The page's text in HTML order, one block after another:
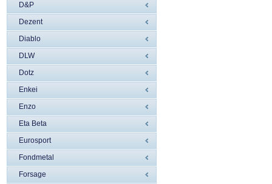
D&P
Dezent
Diablo
DLW
Dotz
Enkei
Enzo
Eta Beta
Eurosport
Fondmetal
Forsage